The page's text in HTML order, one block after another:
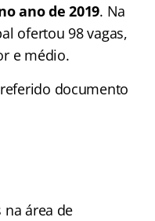
ano de 2019. Na
ofertou 98 vagas,
e médio.
documento
na área de